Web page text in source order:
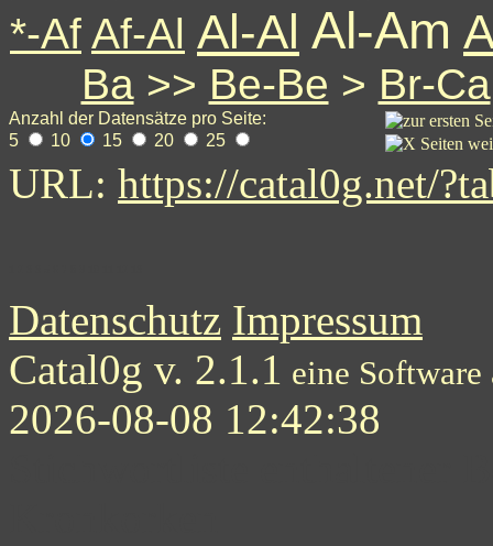
*-Af Af-Al Al-Al Al-Am
Ba>> Be-Be > Br-Ca
Anzahl der Datensätze pro Seite:
5
10 15 20 25
URL: https://catal0g.net/
Datenschutz Impressum
Catal0g v. 2.1.1 eine Software
2026-08-08 12:42:38